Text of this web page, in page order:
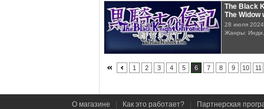
The Black
The Widow
28 июля 2024
Жанры:
1 2 3 4 5 6 7 8 9 10 11
О магазине Как это работает? Партнерская